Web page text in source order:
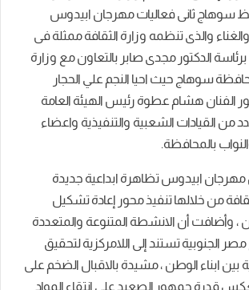
سوهاج ثانى فعاليات مهرجان ابيدوس
والذى تنظمه وزارة الثقافة ممثلة فى
برئاسة الدكتور مجدى صابر بالتعاون مع وزارة
سوهاج حيث احيا النجم علي الحجار
الفنان هشام عطوة رئيس الهيئة العامة
من القيادات الشعبية والتنفيذية واعضاء
بالمحافظة.
مهرجان ابيدوس تظاهرة ابداعية جديدة
من خلالها تنفيذ محور إعادة تشكيل
، وأضافت أن الانشطة المتنوعة والمتعددة
الجنوبية تستند إلى اللامركزية لتحقيق
بين ابناء الوطن ، مشيدة بالاقبال الضخم على
قدرة جمهور الصعيد على انتقاء المواد